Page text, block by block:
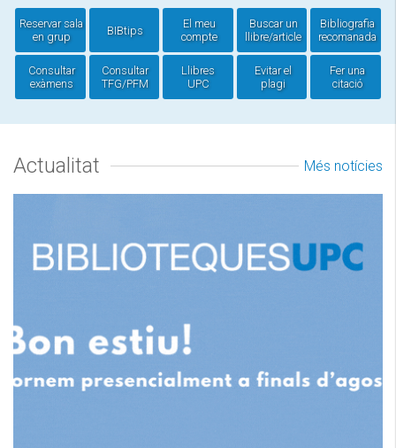
Reservar sala
en grup
BIBtips
El meu
compte
Buscar un
llibre/article
Bibliografia
recomanada
Consultar
exàmens
Consultar
TFG/PFM
Llibres
UPC
Evitar el
plagi
Fer una
citació
Actualitat Més notícies